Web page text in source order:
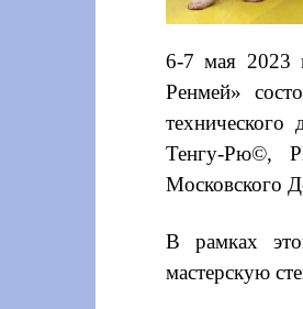
6-7 мая 2023
Ренмей»
Тенгу-Рю©,
Московского
В рамках
мастерскую